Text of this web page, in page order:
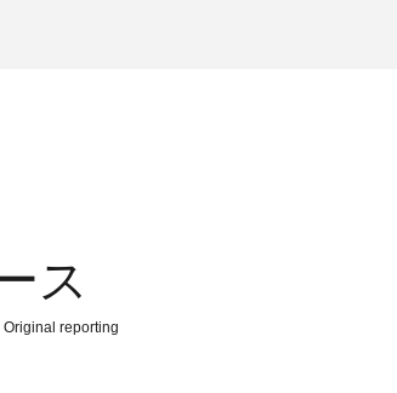
ス
Original reporting